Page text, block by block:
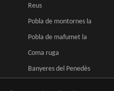
Reus
Pobla de montornes la
Pobla de mafumet la
Coma ruga
Banyeres del Penedès